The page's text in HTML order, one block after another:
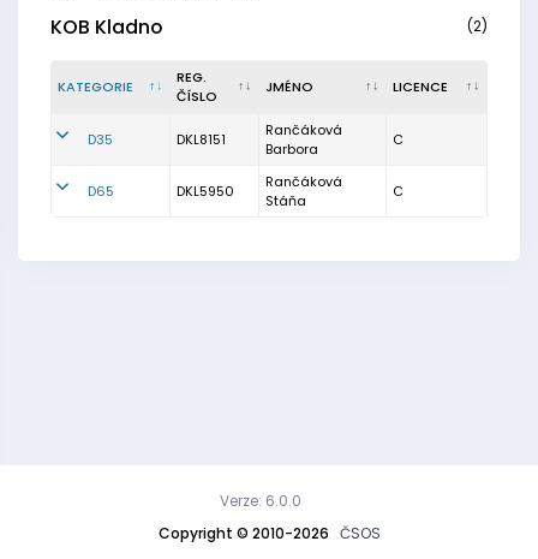
KOB Kladno (2)
KATEGORIE
REG.
ČÍSLO
JMÉNO LICENCE
D35 DKL8151
Rančáková
Barbora
C
D65 DKL5950
Rančáková
Stáňa
C
Copyright © 2010-2026 ČSOS
Verze: 6.0.0